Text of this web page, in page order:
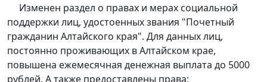
Изменен раздел о правах и мерах социальной
поддержки лиц, удостоенных звания "Почетный
гражданин Алтайского края". Для данных лиц,
постоянно проживающих в Алтайском крае,
повышена ежемесячная денежная выплата до 5000
рублей. А также предоставлены права: